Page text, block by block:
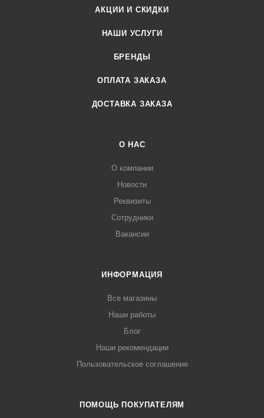
АКЦИИ И СКИДКИ
НАШИ УСЛУГИ
БРЕНДЫ
ОПЛАТА ЗАКАЗА
ДОСТАВКА ЗАКАЗА
О НАС
О компании
Новости
Реквизиты
Сотрудники
Вакансии
ИНФОРМАЦИЯ
Все магазины
Наши работы
Блог
Наши рекомендации
Пользовательское соглашение
ПОМОЩЬ ПОКУПАТЕЛЯМ